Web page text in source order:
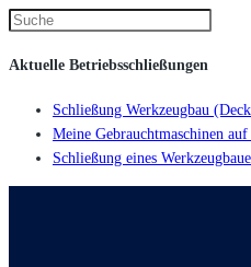
Aktuelle Betriebsschließungen
Schließung Werkzeugbau
Meine Gebrauchtmaschinen
Schließung eines